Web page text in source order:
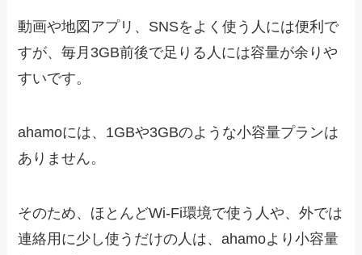
動画や地図アプリ、SNSをよく使う人には便利で
すが、毎月3GB前後で足りる人には容量が余りや
すいです。
ahamoには、1GBや3GBのような小容量プランは
ありません。
そのため、ほとんどWi-Fi環境で使う人や、外では
連絡用に少し使うだけの人は、ahamoより小容量